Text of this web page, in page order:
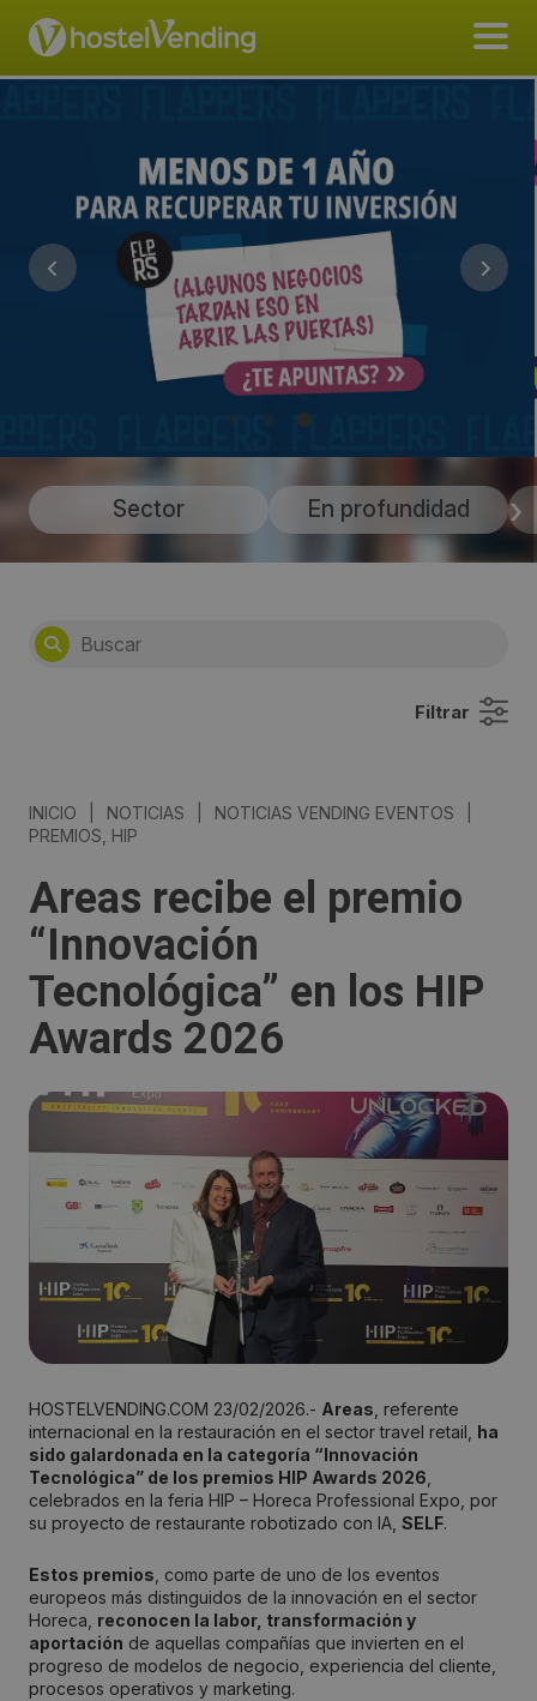
Sector En profundidad
Filtrar
INICIO NOTICIAS NOTICIAS VENDING EVENTOS
PREMIOS, HIP
Areas recibe el premio
“Innovación
Tecnológica” en los HIP
Awards 2026
HOSTELVENDING.COM 23/02/2026.- Areas , referente
internacional en la restauración en el sector travel retail, ha
sido galardonada en la categoría “Innovación
Tecnológica” de los premios HIP Awards 2026
celebrados en la feria HIP – Horeca Professional Expo, por
su proyecto de restaurante robotizado con IA, SELF.
Estos premios , como parte de uno de los eventos
europeos más distinguidos de la innovación en el sector
Horeca, reconocen la labor, transformación y
aportación de aquellas compañías que invierten en el
progreso de modelos de negocio, experiencia del cliente,
procesos operativos y marketing.